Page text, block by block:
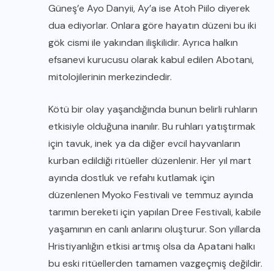
Güneş’e Ayo Danyii, Ay’a ise Atoh Piilo diyerek
dua ediyorlar. Onlara göre hayatın düzeni bu iki
gök cismi ile yakından ilişkilidir. Ayrıca halkın
efsanevi kurucusu olarak kabul edilen Abotani,
mitolojilerinin merkezindedir.
Kötü bir olay yaşandığında bunun belirli ruhların
etkisiyle olduğuna inanılır. Bu ruhları yatıştırmak
için tavuk, inek ya da diğer evcil hayvanların
kurban edildiği ritüeller düzenlenir. Her yıl mart
ayında dostluk ve refahı kutlamak için
düzenlenen Myoko Festivali ve temmuz ayında
tarımın bereketi için yapılan Dree Festivali, kabile
yaşamının en canlı anlarını oluşturur. Son yıllarda
Hristiyanlığın etkisi artmış olsa da Apatani halkı
bu eski ritüellerden tamamen vazgeçmiş değildir.